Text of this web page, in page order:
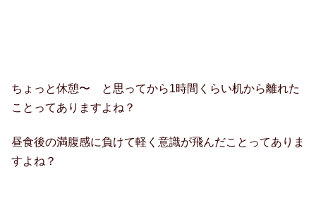
ちょっと休憩〜 と思ってから1時間くらい机から離れた
ことってありますよね？
昼食後の満腹感に負けて軽く意識が飛んだことってありま
すよね？